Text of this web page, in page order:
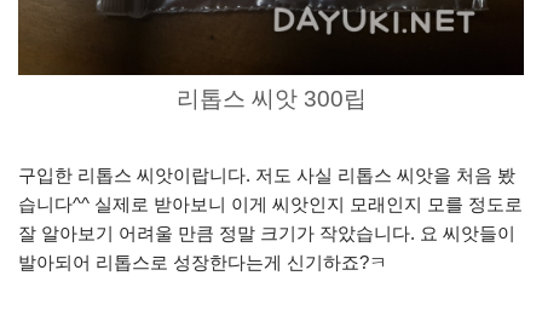
리톱스 씨앗 300립
구입한 리톱스 씨앗이랍니다. 저도 사실 리톱스 씨앗을 처음 봤
습니다^^ 실제로 받아보니 이게 씨앗인지 모래인지 모를 정도로
잘 알아보기 어려울 만큼 정말 크기가 작았습니다. 요 씨앗들이
발아되어 리톱스로 성장한다는게 신기하죠?ㅋ